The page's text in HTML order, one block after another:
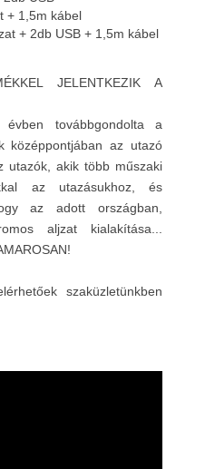
+ 1,5m kábel
+ 2db USB + 1,5m kábel
JELENTKEZIK A
továbbgondolta a
középpontjában az utazó
utazók, akik több műszaki
az utazásukhoz, és
az adott országban,
aljzat kialakítása...
szaküzletünkben